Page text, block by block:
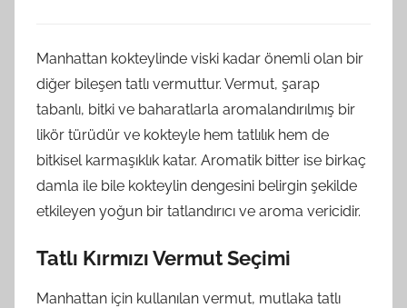
Manhattan kokteylinde viski kadar önemli olan bir
diğer bileşen tatlı vermuttur. Vermut, şarap
tabanlı, bitki ve baharatlarla aromalandırılmış bir
likör türüdür ve kokteyle hem tatlılık hem de
bitkisel karmaşıklık katar. Aromatik bitter ise birkaç
damla ile bile kokteylin dengesini belirgin şekilde
etkileyen yoğun bir tatlandırıcı ve aroma vericidir.
Tatlı Kırmızı Vermut Seçimi
Manhattan için kullanılan vermut, mutlaka tatlı